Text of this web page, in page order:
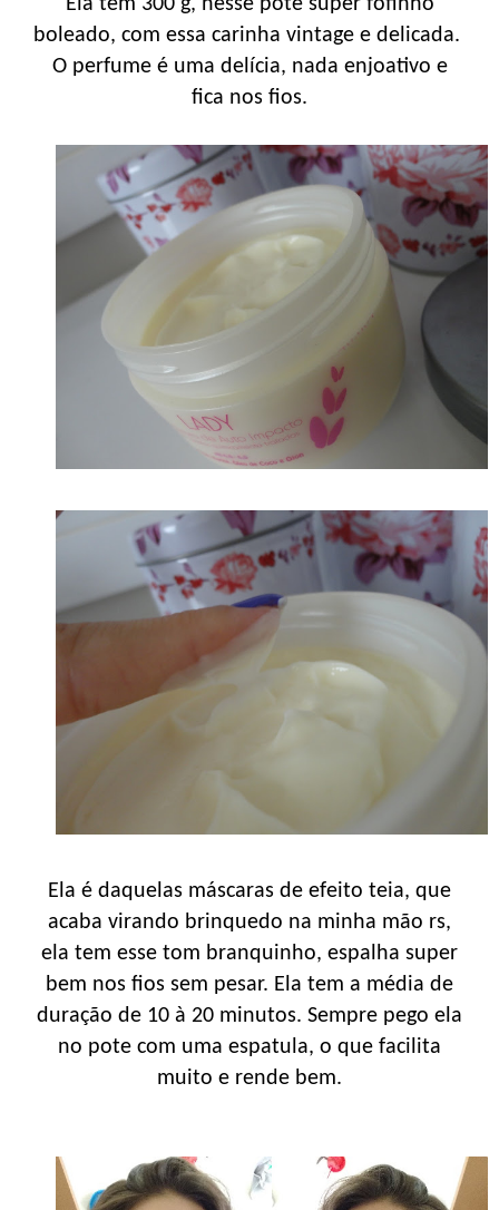
boleado, com essa carinha vintage e delicada.
O perfume é uma delícia, nada enjoativo e
fica nos fios.
Ela é daquelas máscaras de efeito teia, que
acaba virando brinquedo na minha mão rs,
ela tem esse tom branquinho, espalha super
bem nos fios sem pesar. Ela tem a média de
duração de 10 à 20 minutos. Sempre pego ela
no pote com uma espatula, o que facilita
muito e rende bem.